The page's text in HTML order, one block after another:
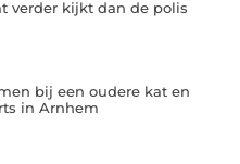
verder kijkt dan de polis
bij een oudere kat en
in Arnhem